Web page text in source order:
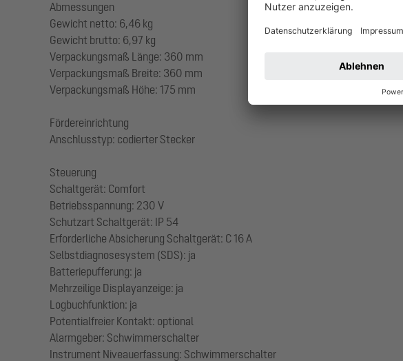
Abmessungen
Gewicht netto: 6,46 kg
Gewicht brutto: 6,97 kg
Verpackungsmaß Länge: 360 mm
Verpackungsmaß Breite: 360 mm
Verpackungsmaß Höhe: 175 mm
Fördereinrichtung
Anschlusstyp: codierter Stecker
Steuerung
Schaltgerät: Comfort
Betriebsspannung: 230 V
Schutzart Schaltgerät: IP 54
Erforderliche Absicherung Schaltgerät: C 16 A
Selbstdiagnosesystem (SDS): ja
Batteriepufferung: ja
Mehrzeilige Displayanzeige: ja
Logbuchfunktion: ja
Potentialfreier Kontakt: optional
Alarmgeber: Schwimmerschalter
Instrument Niveauerfassung: Schwimmerschalter